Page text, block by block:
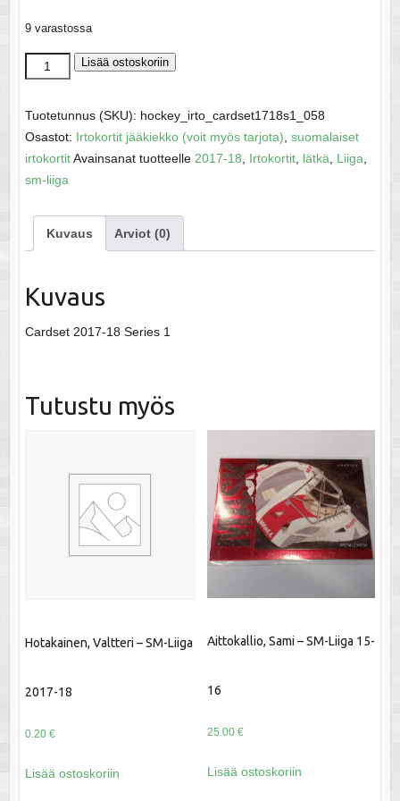
9 varastossa
Louhivaara,
Ossi
määrä
Lisää ostoskoriin
Tuotetunnus (SKU): hockey_irto_cardset1718s1_058
Osastot: Irtokortit jääkiekko (voit myös tarjota) suomalaiset
irtokortitAvainsanat tuotteelle 2017-18 Irtokortit, lätkä Liiga
sm-liiga
Kuvaus Arviot (0)
Kuvaus
Cardset 2017-18 Series 1
Tutustu myös
Hotakainen, Valtteri – SM-Liiga
2017-18
0.20 €
Lisää ostoskoriin
Aittokallio, Sami – SM-Liiga 15-
16
25.00 €
Lisää ostoskoriin